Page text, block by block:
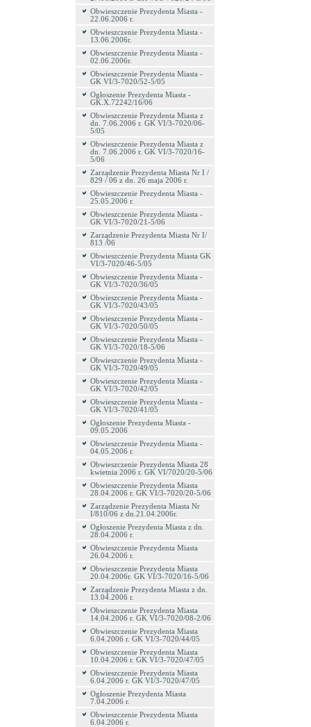
Obwieszczenie Prezydenta Miasta -
22.06.2006 r.
Obwieszczenie Prezydenta Miasta -
13.06.2006r.
Obwieszczenie Prezydenta Miasta -
02.06.2006r.
Obwieszczenie Prezydenta Miasta -
GK VI/3-7020/52-5/05
Ogłoszenie Prezydenta Miasta -
GK.X.72242/16/06
Obwieszczenie Prezydenta Miasta z
dn. 7.06.2006 r. GK VI/3-7020/06-
5/05
Obwieszczenie Prezydenta Miasta z
dn. 7.06.2006 r. GK VI/3-7020/16-
5/06
Zarządzenie Prezydenta Miasta Nr I /
829 / 06 z dn. 26 maja 2006 r.
Obwieszczenie Prezydenta Miasta -
25.05.2006 r.
Obwieszczenie Prezydenta Miasta -
GK VI/3-7020/21-5/06
Zarządzenie Prezydenta Miasta Nr I/
813 /06
Obwieszczenie Prezydenta Miasta GK
VI/3-7020/46-5/05
Obwieszczenie Prezydenta Miasta -
GK VI/3-7020/36/05
Obwieszczenie Prezydenta Miasta -
GK VI/3-7020/43/05
Obwieszczenie Prezydenta Miasta -
GK VI/3-7020/50/05
Obwieszczenie Prezydenta Miasta -
GK VI/3-7020/18-5/06
Obwieszczenie Prezydenta Miasta -
GK VI/3-7020/49/05
Obwieszczenie Prezydenta Miasta -
GK VI/3-7020/42/05
Obwieszczenie Prezydenta Miasta -
GK VI/3-7020/41/05
Ogłoszenie Prezydenta Miasta -
09.05.2006
Obwieszczenie Prezydenta Miasta -
04.05.2006 r.
Obwieszczenie Prezydenta Miasta 28
kwietnia 2006 r. GK VI/7020/20-5/06
Obwieszczenie Prezydenta Miasta
28.04.2006 r. GK VI/3-7020/20-5/06
Zarządzenie Prezydenta Miasta Nr
I/810/06 z dn.21.04.2006r.
Ogłoszenie Prezydenta Miasta z dn.
28.04.2006 r.
Obwieszczenie Prezydenta Miasta
26.04.2006 r.
Obwieszczenie Prezydenta Miasta
20.04.2006r. GK VI/3-7020/16-5/06
Zarządzenie Prezydenta Miasta z dn.
13.04.2006 r.
Obwieszczenie Prezydenta Miasta
14.04.2006 r. GK VI/3-7020/08-2/06
Obwieszczenie Prezydenta Miasta
6.04.2006 r. GK VI/3-7020/44/05
Obwieszczenie Prezydenta Miasta
10.04.2006 r. GK VI/3-7020/47/05
Obwieszczenie Prezydenta Miasta
6.04.2006 r. GK VI/3-7020/47/05
Ogłoszenie Prezydenta Miasta
7.04.2006 r.
Obwieszczenie Prezydenta Miasta
6.04.2006 r.